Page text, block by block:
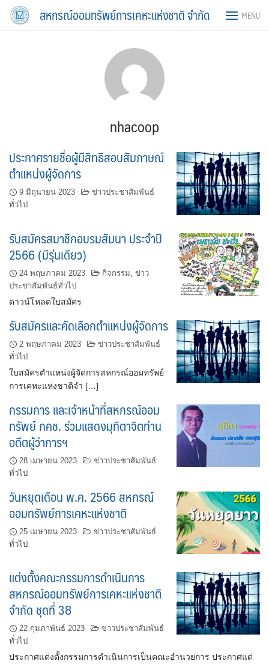
Skip
สหกรณ์ออมทรัพย์การเคหะแห่งชาติ จำกัด MENU
nhacoop
ประกาศรายชื่อผู้มีสิทธิสอบสัมภาษณ์
ตำแหน่งผู้จัดการ
9 มิถุนายน 2023
ข่าวประชาสัมพันธ์
ทั่วไป
รับสมัครสมาชิกอบรมสัมนา ประจำปี
2566 (มีรุ่นเดียว)
24 พฤษภาคม 2023 กิจกรรม ข่าว
ประชาสัมพันธ์ทั่วไป
ดาวน์โหลดใบสมัคร
รับสมัครและคัดเลือกตำแหน่งผู้จัดการ
2 พฤษภาคม 2023
ข่าวประชาสัมพันธ์
ทั่วไป
ใบสมัครตำแหน่งผู้จัดการสหกรณ์ออมทรัพย์
การเคหะแห่งชาติจำ […]
กรรมการ และเจ้าหน้าที่สหกรณ์ออม
ทรัพย์ กคช. ร่วมแสดงมุทิตาจิตท่าน
อดีตผู้ว่าการฯ
28 เมษายน 2023
ข่าวประชาสัมพันธ์
ทั่วไป
วันหยุดเดือน พ.ค. 2566 สหกรณ์
ออมทรัพย์การเคหะแห่งชาติ
25 เมษายน 2023
ข่าวประชาสัมพันธ์
ทั่วไป
แต่งตั้งคณะกรรมการดำเนินการ
สหกรณ์ออมทรัพย์การเคหะแห่งชาติ
จำกัด ชุดที่ 38
22 กุมภาพันธ์ 2023
ข่าวประชาสัมพันธ์
ทั่วไป
ประกาศแต่งตั้งกรรมการดำเนินการเป็นคณะอำนวยการ ประกาศแต่